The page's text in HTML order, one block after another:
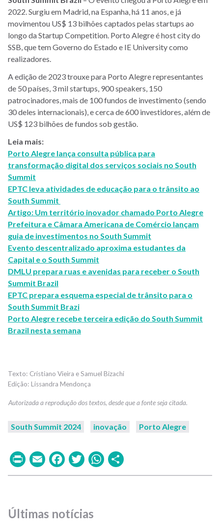
2022. Surgiu em Madrid, na Espanha, há 11 anos, e já
movimentou US$ 13 bilhões captados pelas startups ao
longo da Startup Competition. Porto Alegre é host city do
SSB, que tem Governo do Estado e IE University como
realizadores.
A edição de 2023 trouxe para Porto Alegre representantes
de 50 países, 3 mil startups, 900 speakers, 150
patrocinadores, mais de 100 fundos de investimento (sendo
30 deles internacionais), e cerca de 600 investidores, além de
US$ 123 bilhões de fundos sob gestão.
Leia mais:
Porto Alegre lança consulta pública para
transformação digital dos serviços sociais no South
Summit
EPTC leva atividades de educação para o trânsito ao
South Summit
Artigo: Um território inovador chamado Porto Alegre
Prefeitura e Câmara Americana de Comércio lançam
guia de investimentos no South Summit
Evento descentralizado aproxima estudantes da
Capital e o South Summit
DMLU prepara ruas e avenidas para receber o South
Summit Brazil
EPTC prepara esquema especial de trânsito para o
South Summit Brazi
Porto Alegre recebe terceira edição do South Summit
Brazil nesta semana
Cristiano Vieira e Samuel Bizachi
Lissandra Mendonça
South Summit 2024 inovação Porto Alegre
PrintEmailFacebook
TwitterWhatsApp
Últimas notícias